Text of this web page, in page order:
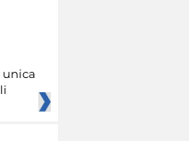
unica